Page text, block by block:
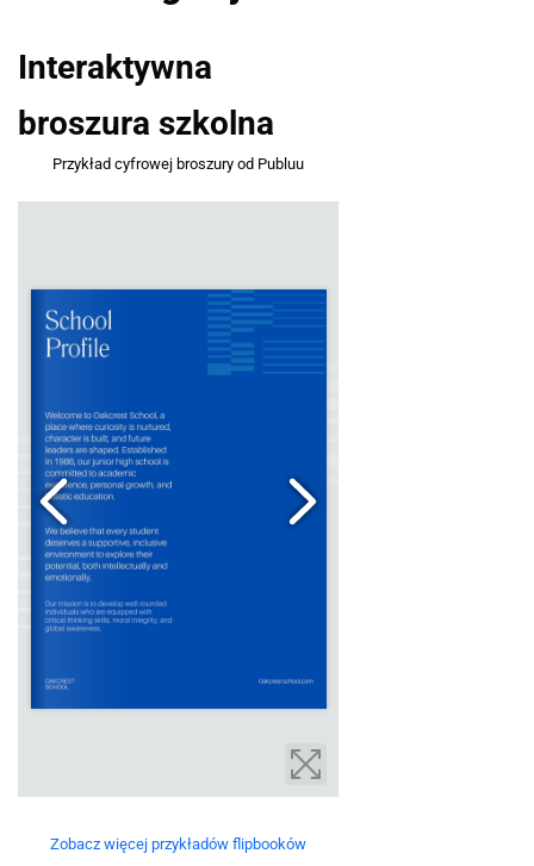
Interaktywna
broszura szkolna
Przykład cyfrowej broszury od Publuu
Zobacz więcej przykładów flipbooków